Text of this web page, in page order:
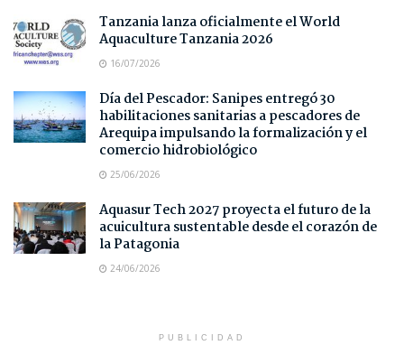
Tanzania lanza oficialmente el World
Aquaculture Tanzania 2026
16/07/2026
Día del Pescador: Sanipes entregó 30
habilitaciones sanitarias a pescadores de
Arequipa impulsando la formalización y el
comercio hidrobiológico
25/06/2026
Aquasur Tech 2027 proyecta el futuro de la
acuicultura sustentable desde el corazón de
la Patagonia
24/06/2026
PUBLICIDAD